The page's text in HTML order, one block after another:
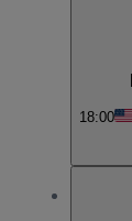
18:00